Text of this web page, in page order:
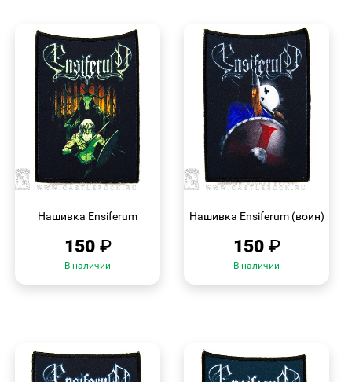
Нашивка Ensiferum
150 ₽
В наличии
Нашивка Ensiferum (воин)
150 ₽
В наличии